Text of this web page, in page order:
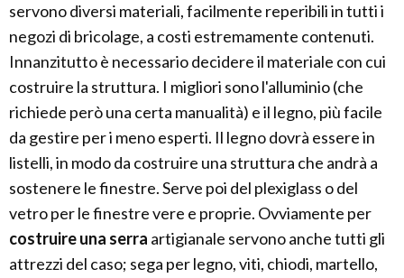
servono diversi materiali, facilmente reperibili in tutti i
negozi di bricolage, a costi estremamente contenuti.
Innanzitutto è necessario decidere il materiale con cui
costruire la struttura. I migliori sono l'alluminio (che
richiede però una certa manualità) e il legno, più facile
da gestire per i meno esperti. Il legno dovrà essere in
listelli, in modo da costruire una struttura che andrà a
sostenere le finestre. Serve poi del plexiglass o del
vetro per le finestre vere e proprie. Ovviamente per
costruire una serra artigianale servono anche tutti gli
attrezzi del caso; sega per legno, viti, chiodi, martello,